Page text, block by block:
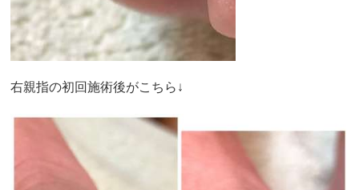
右親指の初回施術後がこちら↓